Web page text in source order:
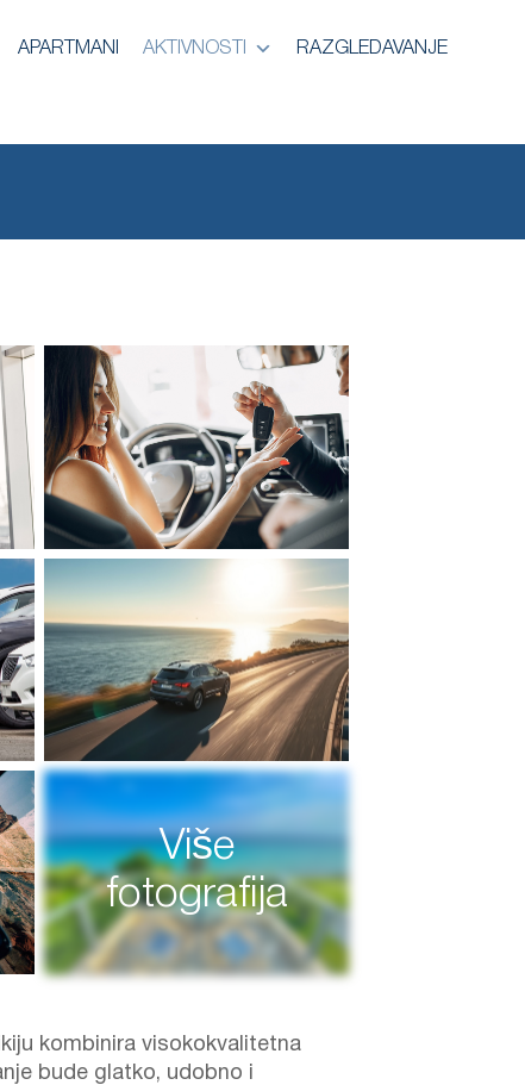
APARTMANI AKTIVNOSTI RAZGLEDAVANJE
Više
fotografija
kombinira visokokvalitetna
bude glatko, udobno i